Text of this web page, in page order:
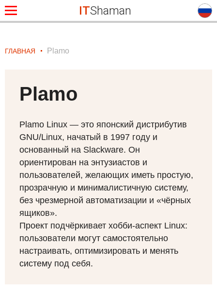
ITShaman
ГЛАВНАЯ Plamo
Plamo
Plamo Linux — это японский дистрибутив
GNU/Linux, начатый в 1997 году и
основанный на Slackware. Он
ориентирован на энтузиастов и
пользователей, желающих иметь простую,
прозрачную и минималистичную систему,
без чрезмерной автоматизации и «чёрных
ящиков».
Проект подчёркивает хобби-аспект Linux:
пользователи могут самостоятельно
настраивать, оптимизировать и менять
систему под себя.